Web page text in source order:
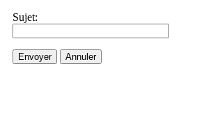
Sujet:
Envoyer Annuler